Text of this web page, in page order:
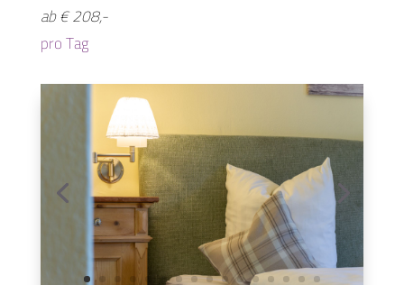
ab € 208,-
pro Tag